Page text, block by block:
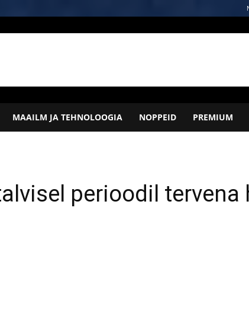
MAAILM JA TEHNOLOOGIA NOPPEID PREMIUM
perioodil tervena